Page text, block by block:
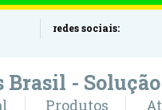
redes sociais:
Brasil -
Produtos